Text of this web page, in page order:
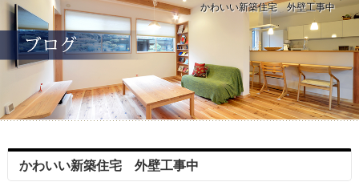
かわいい新築住宅 外壁工事中
かわいい新築住宅 外壁工事中